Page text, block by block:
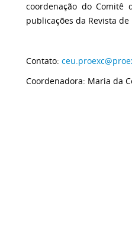
coordenação do Comitê
publicações da Revista de
Contato:
Coordenadora: Maria da